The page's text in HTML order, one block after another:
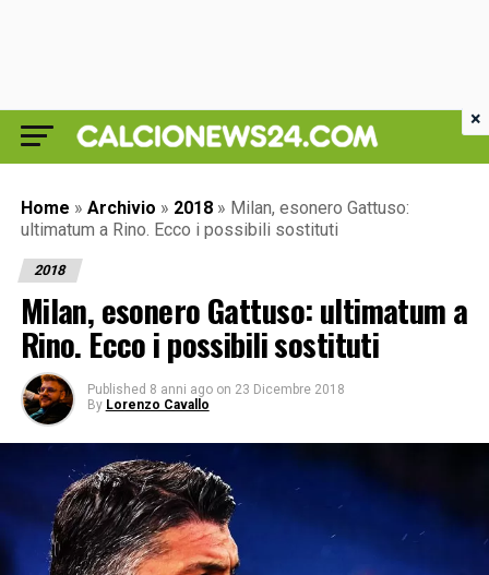
Home » Archivio » 2018 » Milan, esonero Gattuso:
ultimatum a Rino. Ecco i possibili sostituti
2018
Milan, esonero Gattuso: ultimatum a
Rino. Ecco i possibili sostituti
Published 8 anni ago on 23 Dicembre 2018
By Lorenzo Cavallo
×